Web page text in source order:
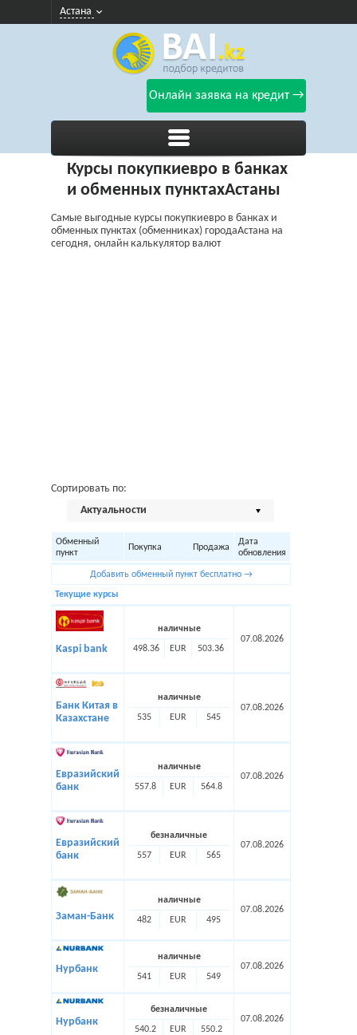
Астана
Онлайн заявка на кредит →
Курсы покупкиевро в банках
и обменных пунктахАстаны
Самые выгодные курсы покупкиевро в банках и
обменных пунктах (обменниках) городаАстана на
сегодня, онлайн калькулятор валют
Сортировать по:
Актуальности
Обменный
пункт
Покупка Продажа
Дата
обновления
Добавить обменный пункт бесплатно →
Текущие курсы
Kaspi bank
наличные
498.36 EUR 503.36
07.08.2026
Банк Китая в
Казахстане
наличные
535 EUR 545
07.08.2026
Евразийский
банк
наличные
557.8 EUR 564.8
07.08.2026
Евразийский
банк
безналичные
557 EUR 565
07.08.2026
Заман-Банк
наличные
482 EUR 495
07.08.2026
Нурбанк
наличные
541 EUR 549
07.08.2026
Нурбанк
безналичные
540.2 EUR 550.2
07.08.2026